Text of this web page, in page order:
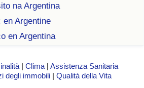
na Argentina
en Argentine
en Argentina
|Clima |Assistenza Sanitaria
degli immobili |Qualità della Vita